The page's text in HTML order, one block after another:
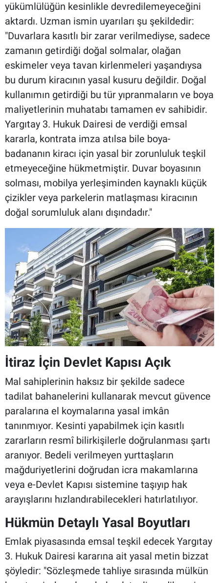
yükümlülüğün kesinlikle devredilemeyeceğini
aktardı. Uzman ismin uyarıları şu şekildedir:
"Duvarlara kasıtlı bir zarar verilmediyse, sadece
zamanın getirdiği doğal solmalar, olağan
eskimeler veya tavan kirlenmeleri yaşandıysa
bu durum kiracının yasal kusuru değildir. Doğal
kullanımın getirdiği bu tür yıpranmaların ve boya
maliyetlerinin muhatabı tamamen ev sahibidir.
Yargıtay 3. Hukuk Dairesi de verdiği emsal
kararla, kontrata imza atılsa bile boya-
badananın kiracı için yasal bir zorunluluk teşkil
etmeyeceğine hükmetmiştir. Duvar boyasının
solması, mobilya yerleşiminden kaynaklı küçük
çizikler veya parkelerin matlaşması kiracının
doğal sorumluluk alanı dışındadır."
İtiraz İçin Devlet Kapısı Açık
Mal sahiplerinin haksız bir şekilde sadece
tadilat bahanelerini kullanarak mevcut güvence
paralarına el koymalarına yasal imkân
tanınmıyor. Kesinti yapabilmek için kasıtlı
zararların resmî bilirkişilerle doğrulanması şartı
aranıyor. Bedeli verilmeyen yurttaşların
mağduriyetlerini doğrudan icra makamlarına
veya e-Devlet Kapısı sistemine taşıyıp hak
arayışlarını hızlandırabilecekleri hatırlatılıyor.
Hükmün Detaylı Yasal Boyutları
Emlak piyasasında emsal teşkil edecek Yargıtay
3. Hukuk Dairesi kararına ait yasal metin bizzat
şöyledir: "Sözleşmede tahliye sırasında mülkün